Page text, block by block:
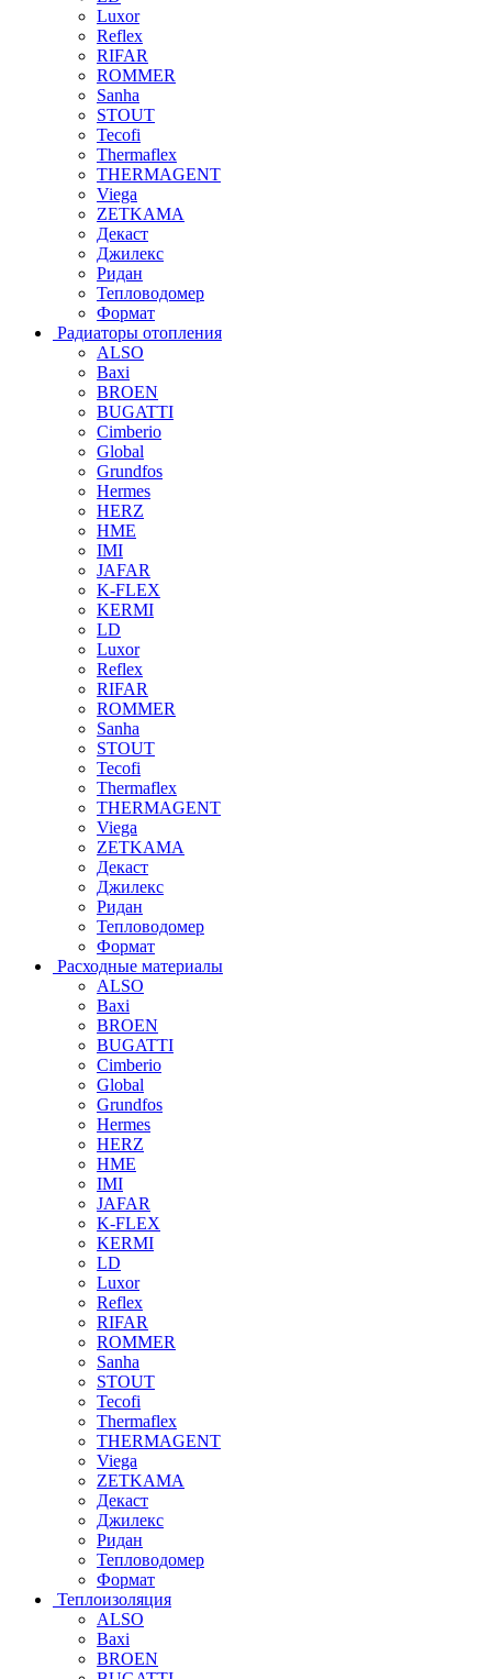
Luxor
Reflex
RIFAR
ROMMER
Sanha
STOUT
Tecofi
Thermaflex
THERMAGENT
Viega
ZETKAMA
Декаст
Джилекс
Ридан
Тепловодомер
Формат
Радиаторы отопления
ALSO
Baxi
BROEN
BUGATTI
Cimberio
Global
Grundfos
Hermes
HERZ
HME
IMI
JAFAR
K-FLEX
KERMI
LD
Luxor
Reflex
RIFAR
ROMMER
Sanha
STOUT
Tecofi
Thermaflex
THERMAGENT
Viega
ZETKAMA
Декаст
Джилекс
Ридан
Тепловодомер
Формат
Расходные материалы
ALSO
Baxi
BROEN
BUGATTI
Cimberio
Global
Grundfos
Hermes
HERZ
HME
IMI
JAFAR
K-FLEX
KERMI
LD
Luxor
Reflex
RIFAR
ROMMER
Sanha
STOUT
Tecofi
Thermaflex
THERMAGENT
Viega
ZETKAMA
Декаст
Джилекс
Ридан
Тепловодомер
Формат
Теплоизоляция
ALSO
Baxi
BROEN